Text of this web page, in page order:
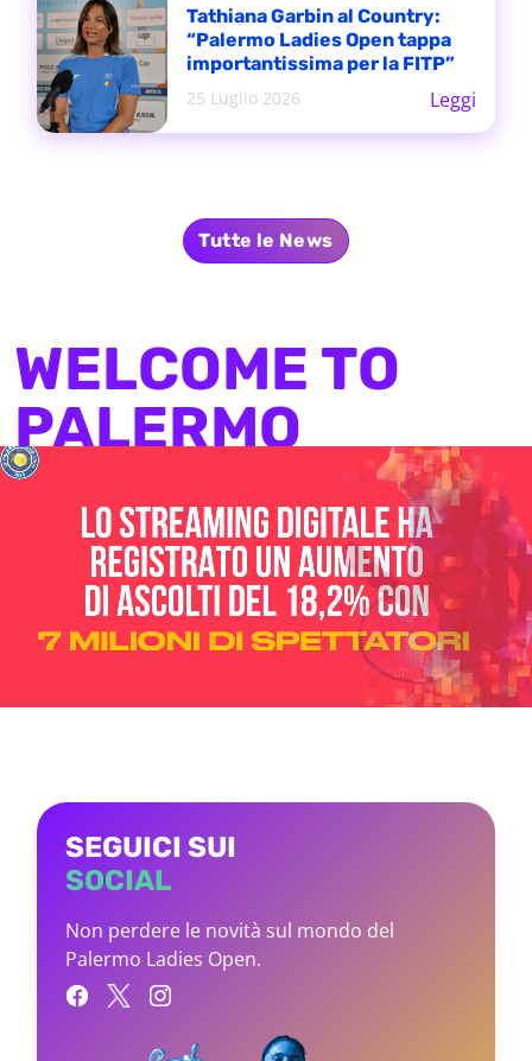
Tathiana Garbin al Country:
“Palermo Ladies Open tappa
importantissima per la FITP”
25 Luglio 2026
Leggi
Tutte le News
WELCOME TO
PALERMO
SEGUICI SUI
SOCIAL
Non perdere le novità sul mondo del
Palermo Ladies Open.